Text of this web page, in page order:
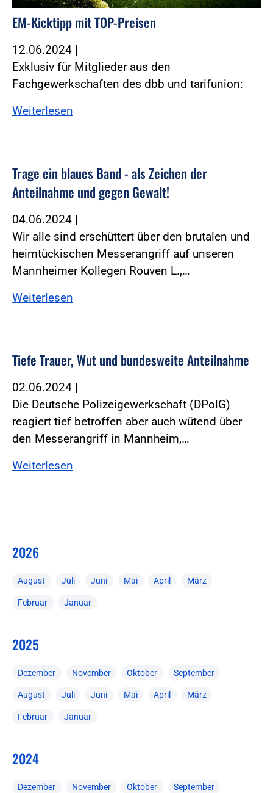
EM-Kicktipp mit TOP-Preisen
12.06.2024 |
Exklusiv für Mitglieder aus den
Fachgewerkschaften des dbb und tarifunion:
Weiterlesen
Trage ein blaues Band - als Zeichen der
Anteilnahme und gegen Gewalt!
04.06.2024 |
Wir alle sind erschüttert über den brutalen und
heimtückischen Messerangriff auf unseren
Mannheimer Kollegen Rouven L.,…
Weiterlesen
Tiefe Trauer, Wut und bundesweite Anteilnahme
02.06.2024 |
Die Deutsche Polizeigewerkschaft (DPolG)
reagiert tief betroffen aber auch wütend über
den Messerangriff in Mannheim,…
Weiterlesen
2026
August Juli Juni Mai April März
Februar Januar
2025
Dezember November Oktober September
August Juli Juni Mai April März
Februar Januar
2024
Dezember November Oktober September